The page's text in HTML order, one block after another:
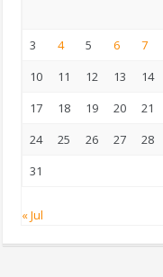
3
4 5 6 7
10
11 12 13 14
17
18 19 20 21
24
25 26 27 28
31
« Jul